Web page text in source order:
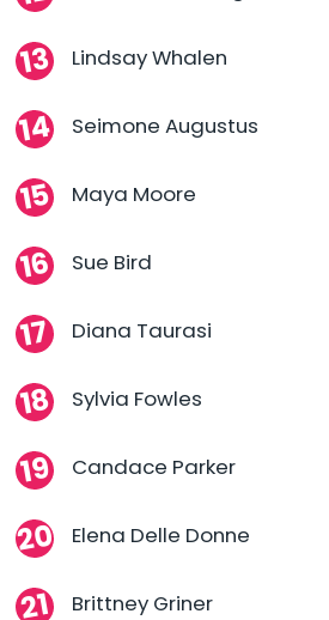
Lindsay Whalen
Seimone Augustus
Maya Moore
Sue Bird
Diana Taurasi
Sylvia Fowles
Candace Parker
Elena Delle Donne
Brittney Griner